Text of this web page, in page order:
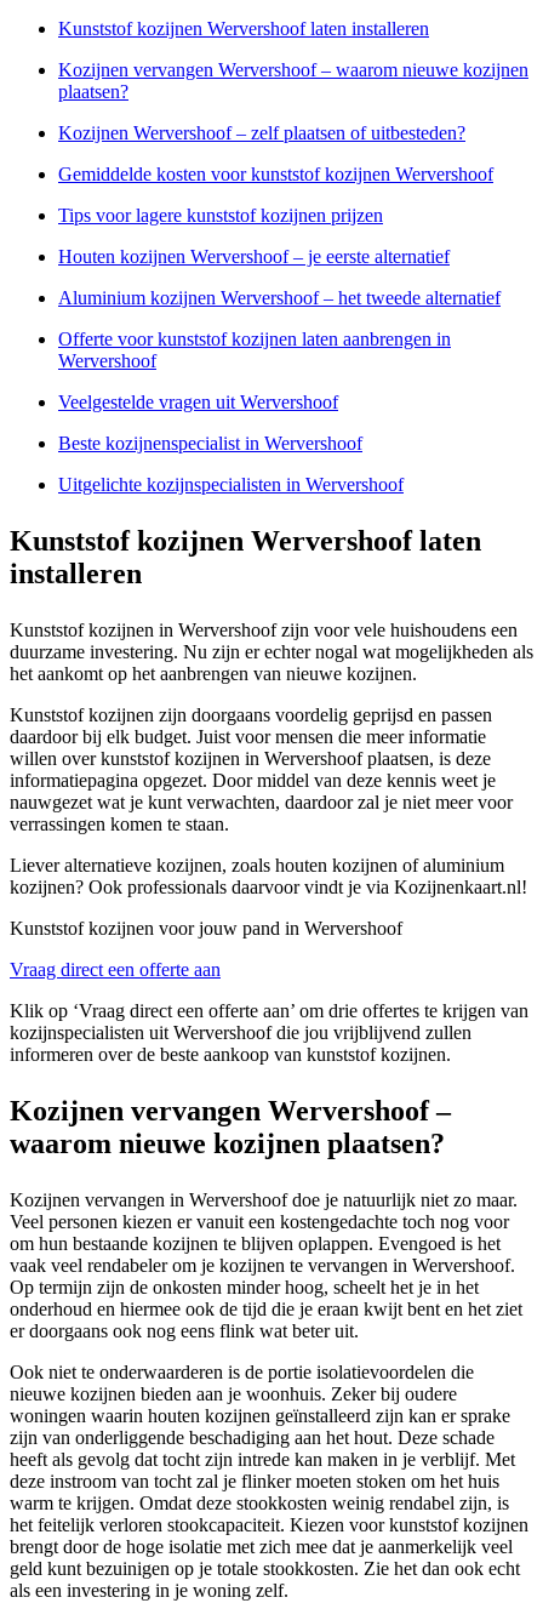
Kunststof kozijnen Wervershoof laten installeren
Kozijnen vervangen Wervershoof – waarom nieuwe kozijnen
plaatsen?
Kozijnen Wervershoof – zelf plaatsen of uitbesteden?
Gemiddelde kosten voor kunststof kozijnen Wervershoof
Tips voor lagere kunststof kozijnen prijzen
Houten kozijnen Wervershoof – je eerste alternatief
Aluminium kozijnen Wervershoof – het tweede alternatief
Offerte voor kunststof kozijnen laten aanbrengen in
Wervershoof
Veelgestelde vragen uit Wervershoof
Beste kozijnenspecialist in Wervershoof
Uitgelichte kozijnspecialisten in Wervershoof
Kunststof kozijnen Wervershoof laten
installeren
Kunststof kozijnen in Wervershoof zijn voor vele huishoudens een
duurzame investering. Nu zijn er echter nogal wat mogelijkheden als
het aankomt op het aanbrengen van nieuwe kozijnen.
Kunststof kozijnen zijn doorgaans voordelig geprijsd en passen
daardoor bij elk budget. Juist voor mensen die meer informatie
willen over kunststof kozijnen in Wervershoof plaatsen, is deze
informatiepagina opgezet. Door middel van deze kennis weet je
nauwgezet wat je kunt verwachten, daardoor zal je niet meer voor
verrassingen komen te staan.
Liever alternatieve kozijnen, zoals houten kozijnen of aluminium
kozijnen? Ook professionals daarvoor vindt je via Kozijnenkaart.nl!
Kunststof kozijnen voor jouw pand in Wervershoof
Vraag direct een offerte aan
Klik op ‘Vraag direct een offerte aan’ om drie offertes te krijgen van
kozijnspecialisten uit Wervershoof die jou vrijblijvend zullen
informeren over de beste aankoop van kunststof kozijnen.
Kozijnen vervangen Wervershoof –
waarom nieuwe kozijnen plaatsen?
Kozijnen vervangen in Wervershoof doe je natuurlijk niet zo maar.
Veel personen kiezen er vanuit een kostengedachte toch nog voor
om hun bestaande kozijnen te blijven oplappen. Evengoed is het
vaak veel rendabeler om je kozijnen te vervangen in Wervershoof.
Op termijn zijn de onkosten minder hoog, scheelt het je in het
onderhoud en hiermee ook de tijd die je eraan kwijt bent en het ziet
er doorgaans ook nog eens flink wat beter uit.
Ook niet te onderwaarderen is de portie isolatievoordelen die
nieuwe kozijnen bieden aan je woonhuis. Zeker bij oudere
woningen waarin houten kozijnen geïnstalleerd zijn kan er sprake
zijn van onderliggende beschadiging aan het hout. Deze schade
heeft als gevolg dat tocht zijn intrede kan maken in je verblijf. Met
deze instroom van tocht zal je flinker moeten stoken om het huis
warm te krijgen. Omdat deze stookkosten weinig rendabel zijn, is
het feitelijk verloren stookcapaciteit. Kiezen voor kunststof kozijnen
brengt door de hoge isolatie met zich mee dat je aanmerkelijk veel
geld kunt bezuinigen op je totale stookkosten. Zie het dan ook echt
als een investering in je woning zelf.